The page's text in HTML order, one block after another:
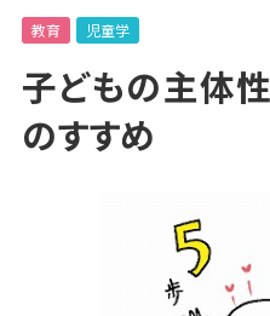
教育 児童学
子どもの主体
のすすめ